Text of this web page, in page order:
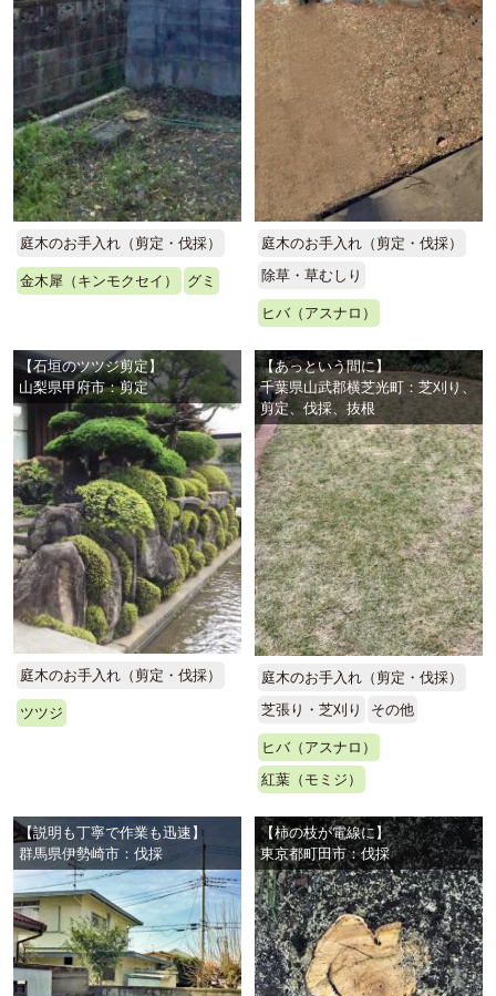
庭木のお手入れ（剪定・伐採）
金木犀（キンモクセイ） グミ
庭木のお手入れ（剪定・伐採）
除草・草むしり
ヒバ（アスナロ）
【石垣のツツジ剪定】
山梨県甲府市：剪定
庭木のお手入れ（剪定・伐採）
ツツジ
【あっという間に】
千葉県山武郡横芝光町：芝刈り、
剪定、伐採、抜根
庭木のお手入れ（剪定・伐採）
芝張り・芝刈り
その他
ヒバ（アスナロ）
紅葉（モミジ）
【説明も丁寧で作業も迅速】
群馬県伊勢崎市：伐採
【柿の枝が電線に】
東京都町田市：伐採